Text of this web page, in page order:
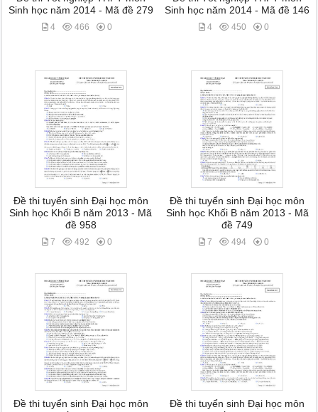
Sinh học năm 2014 - Mã đề 279
4 466 0
Sinh học năm 2014 - Mã đề 146
4 450 0
Đề thi tuyển sinh Đại học môn
Sinh học Khối B năm 2013 - Mã
đề 958
7 492 0
Đề thi tuyển sinh Đại học môn
Sinh học Khối B năm 2013 - Mã
đề 749
7 494 0
Đề thi tuyển sinh Đại học môn
Đề thi tuyển sinh Đại học môn